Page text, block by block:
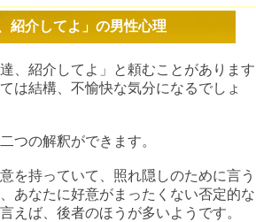
紹介してよ」の男性心理
、紹介してよ」と頼むことがあります
は結構、不愉快な気分になるでしょ
つの解釈ができます。
を持っていて、照れ隠しのために言う
あなたに好意がまったくない否定的な
えば、後者のほうが多いようです。